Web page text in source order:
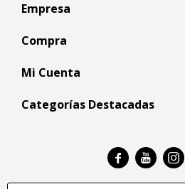
Empresa
Compra
Mi Cuenta
Categorías Destacadas
  